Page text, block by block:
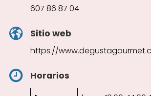
607 86 87 04
Sitio web
https://
Horarios